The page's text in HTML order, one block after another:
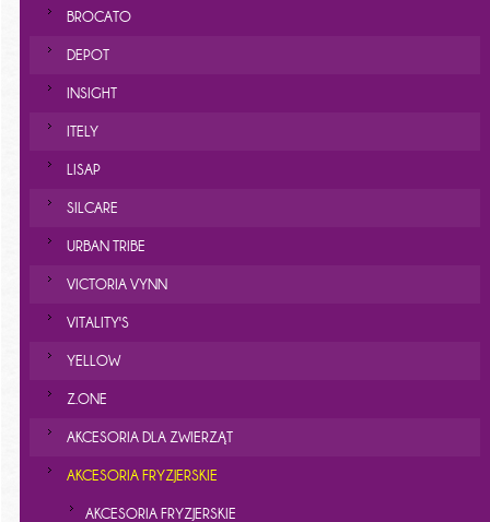
BROCATO
DEPOT
INSIGHT
ITELY
LISAP
SILCARE
URBAN TRIBE
VICTORIA VYNN
VITALITY'S
YELLOW
Z.ONE
AKCESORIA DLA ZWIERZĄT
AKCESORIA FRYZJERSKIE
AKCESORIA FRYZJERSKIE